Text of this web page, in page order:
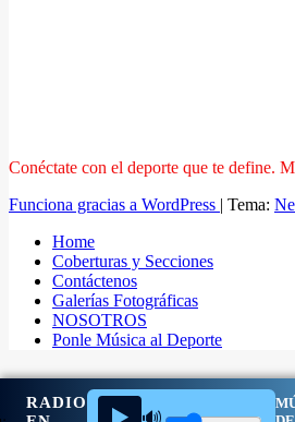
RADIO
Conéctate con el deporte que te define.
Funciona gracias a WordPress | Tema:
Home
Coberturas y Secciones
Contáctenos
Galerías Fotográficas
NOSOTROS
Ponle Música al Deporte